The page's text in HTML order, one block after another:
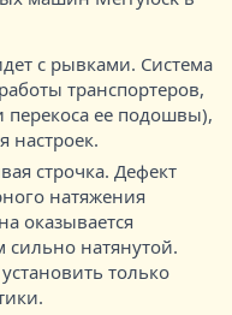
с рывками. Система
транспортеров,
перекоса ее подошвы),
настроек.
строчка. Дефект
натяжения
оказывается
сильно натянутой.
только